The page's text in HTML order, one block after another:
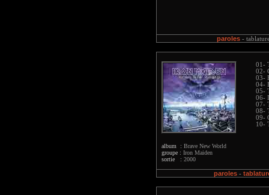
paroles-
album : Brave New World
groupe : Iron Maiden
sortie : 2000
01-
02-
03-
04-
05-
06-
07-
08-
09-
10-
paroles -